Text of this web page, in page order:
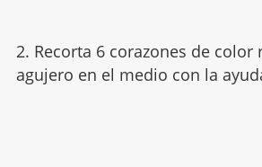
2. Recorta 6 corazones de color
agujero en el medio con la